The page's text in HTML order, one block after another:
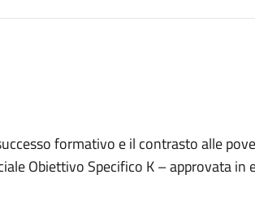
formativo e il contrasto alle
Obiettivo Specifico K – approvata in